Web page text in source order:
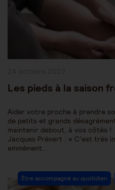
Les pieds à la saison
Aider votre proche à prendre
de petits et grands
maintenir debout, à vos côtés
Jacques Prévert : « C’est très
emmènent…
Post
Category:
Être accompagné au quotidien